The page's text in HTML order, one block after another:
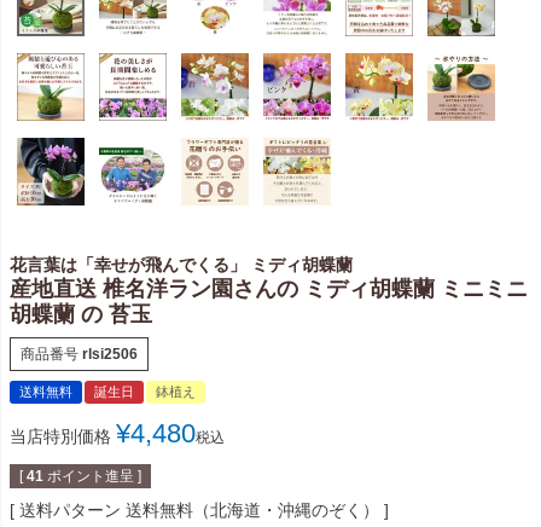
花言葉は「幸せが飛んでくる」 ミディ胡蝶蘭
産地直送 椎名洋ラン園さんの ミディ胡蝶蘭 ミニミニ
胡蝶蘭 の 苔玉
商品番号 rlsi2506
送料無料 誕生日 鉢植え
当店特別価格 ¥4,480税込
[ 41 ポイント進呈 ]
送料パターン 送料無料（北海道・沖縄のぞく）